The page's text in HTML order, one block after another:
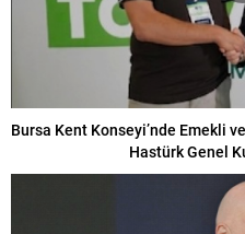
Bursa Kent Konseyi’nde Emekli
Hastürk Genel